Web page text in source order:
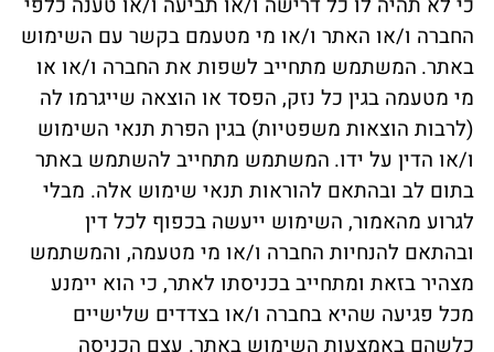
החברה ו/או האתר ו/או מי מטעמם בקשר עם השימוש
באתר. המשתמש מתחייב לשפות את החברה ו/או או
מי מטעמה בגין כל נזק, הפסד או הוצאה שייגרמו לה
(לרבות הוצאות משפטיות) בגין הפרת תנאי השימוש
ו/או הדין על ידו. המשתמש מתחייב להשתמש באתר
בתום לב ובהתאם להוראות תנאי שימוש אלה. מבלי
לגרוע מהאמור, השימוש ייעשה בכפוף לכל דין
ובהתאם להנחיות החברה ו/או מי מטעמה, והמשתמש
מצהיר בזאת ומתחייב בכניסתו לאתר, כי הוא יימנע
מכל פגיעה שהיא בחברה ו/או בצדדים שלישיים
כלשהם באמצעות השימוש באתר. עצם הכניסה